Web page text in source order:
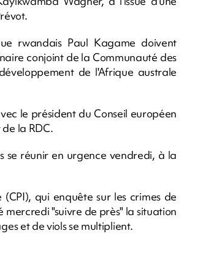
rwandais Paul Kagame doivent
conjoint de la Communauté des
de l'Afrique australe
le président du Conseil européen
la RDC.
se réunir en urgence vendredi, à la
qui enquête sur les crimes de
"suivre de près" la situation
et de viols se multiplient.